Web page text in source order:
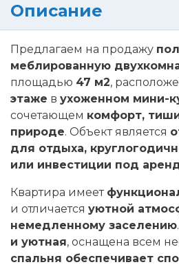
Описание
Предлагаем на продажу
меблированную
площадью 47 м2,
этаже в ухоженном мини-
сочетающем комфорт,
природе. Объект является
для отдыха,
или инвестиции под
Квартира имеет
и отличается уютной
немедленному заселению.
и уютная, оснащена всем
спальня обеспечивает